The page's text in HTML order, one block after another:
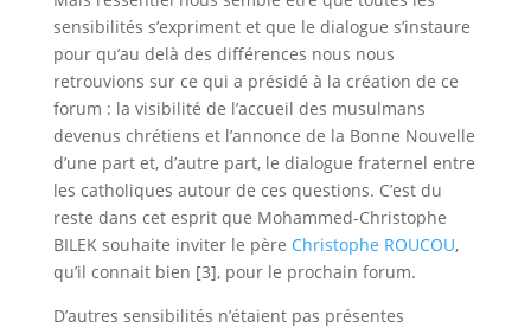
sensibilités s’expriment et que le dialogue s’instaure
pour qu’au delà des différences nous nous
retrouvions sur ce qui a présidé à la création de ce
forum : la visibilité de l’accueil des musulmans
devenus chrétiens et l’annonce de la Bonne Nouvelle
d’une part et, d’autre part, le dialogue fraternel entre
les catholiques autour de ces questions. C’est du
reste dans cet esprit que Mohammed-Christophe
BILEK souhaite inviter le père Christophe ROUCOU,
qu’il connait bien [3], pour le prochain forum.
D’autres sensibilités n’étaient pas présentes